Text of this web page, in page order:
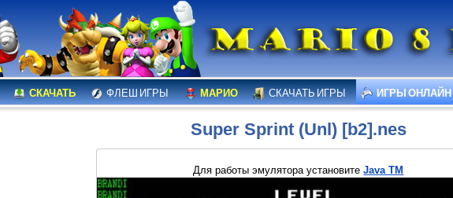
СКАЧАТЬ ФЛЕШ ИГРЫ МАРИО СКАЧАТЬ ИГРЫ ИГРЫ ОНЛАЙН
Super Sprint (Unl) [b2].nes
Для работы эмулятора установитеJava TM